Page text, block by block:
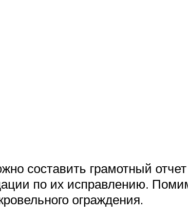
составить грамотный
по их исправлению.
ограждения.